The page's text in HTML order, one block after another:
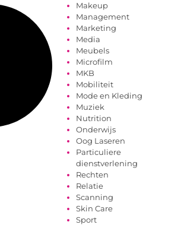
Makeup
Management
Marketing
Media
Meubels
Microfilm
MKB
Mobiliteit
Mode en Kleding
Muziek
Nutrition
Onderwijs
Oog Laseren
Particuliere
dienstverlening
Rechten
Relatie
Scanning
Skin Care
Sport